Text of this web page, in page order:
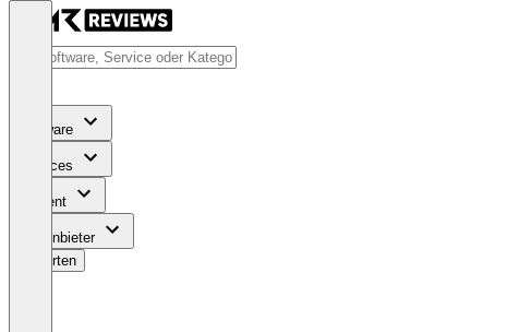
Software
Services
Content
Für Anbieter
Bewerten